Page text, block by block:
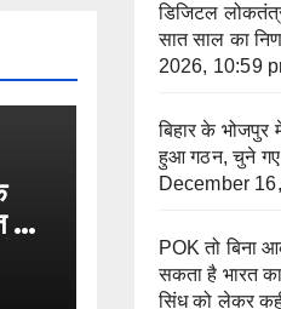
का
डिजिटल
सात साल का
2026, 10:59
बिहार के भोजपुर
हुआ गठन, चुने गए
December
POK तो बिना
सकता है भारत
सिंध को लेकर